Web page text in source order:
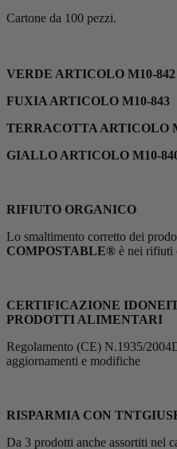
Cartone da 100 pezzi.
VERDE ARTICOLO M10-842
FUXIA ARTICOLO M10-843
TERRACOTTA ARTICOLO
GIALLO ARTICOLO M10-
RIFIUTO ORGANICO
Lo smaltimento corretto dei
COMPOSTABLE® è nei rifiuti
CERTIFICAZIONE
PRODOTTI ALIMENTARI
Regolamento (CE) N.1935/
aggiornamenti e modifiche
RISPARMIA CON
Da 3 prodotti anche assortiti nel